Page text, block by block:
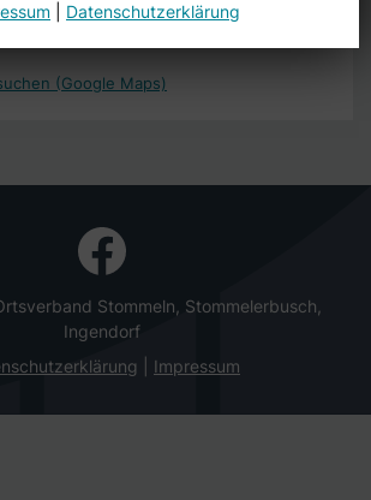
Straße 26
(Google Maps)
Stommeln, Stommelerbusch,
Ingendorf
Impressum
Datenschutzerklärung